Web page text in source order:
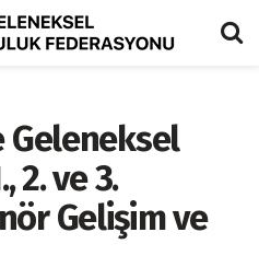
Geleneksel
2. ve 3.
Gelişim ve